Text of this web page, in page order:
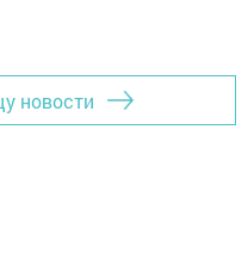
новости